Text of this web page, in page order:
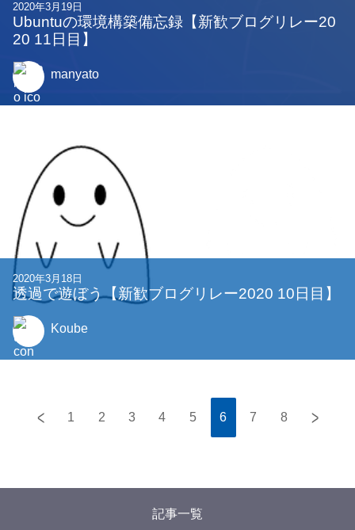
2020年3月19日
Ubuntuの環境構築備忘録【新歓ブログリレー20
20 11日目】
manyato
2020年3月18日
透過で遊ぼう【新歓ブログリレー2020 10日目】
Koube
< 1 2 3 4 5 6 7 8 >
記事一覧